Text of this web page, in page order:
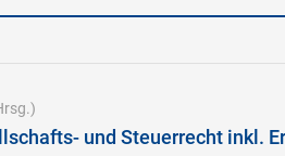
und Steuerrecht inkl.